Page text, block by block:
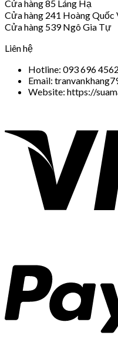
Cửa hàng 85 Láng Hạ
Cửa hàng 241 Hoàng Quốc
Cửa hàng 539 Ngô Gia Tự
Liên hệ
Hotline: 093 696 4562
Email:
Website: https://